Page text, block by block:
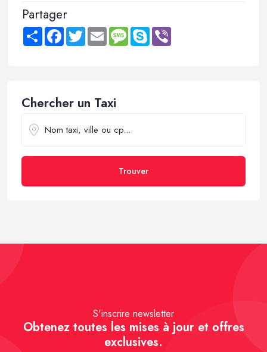
Partager
Share FacebookTwitter Email MessageSkype
Chercher un Taxi
Trouver
S'inscrire newsletter
Obtenez toutes les mises à jour et offres
exclusives.